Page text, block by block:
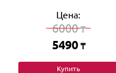
Цена:
6000₸
5490 ₸
Купить